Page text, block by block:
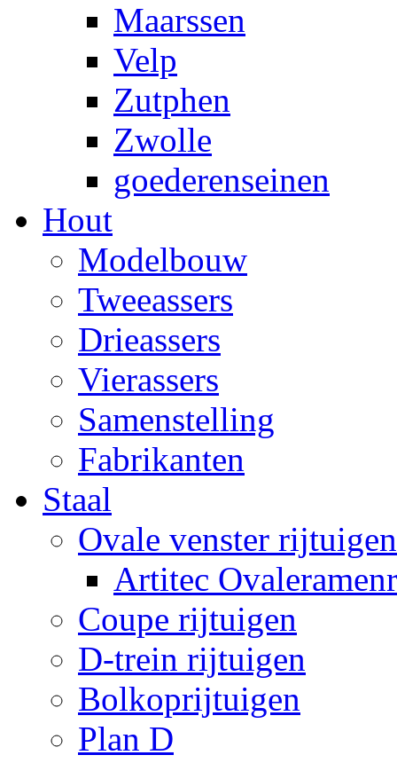
Maarssen
Velp
Zutphen
Zwolle
goederenseinen
Hout
Modelbouw
Tweeassers
Drieassers
Vierassers
Samenstelling
Fabrikanten
Staal
Ovale venster rijtuigen
Artitec
Coupe rijtuigen
D-trein rijtuigen
Bolkoprijtuigen
Plan D